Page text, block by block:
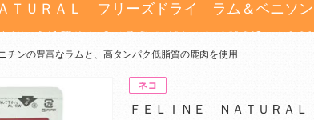
ＴＵＲＡＬ フリーズドライ ラム＆ベニソン
チンの豊富なラムと、高タンパク低脂質の鹿肉を使用
ＦＥＬＩＮＥ ＮＡＴＵＲＡ